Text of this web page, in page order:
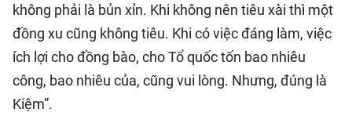
không phải là bủn xỉn. Khi không nên tiêu xài thì một
đồng xu cũng không tiêu. Khi có việc đáng làm, việc
ích lợi cho đồng bào, cho Tổ quốc tốn bao nhiêu
công, bao nhiêu của, cũng vui lòng. Nhưng, đúng là
Kiệm”.